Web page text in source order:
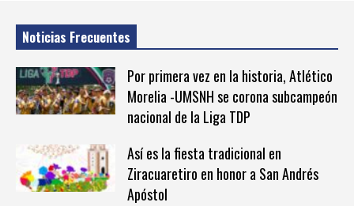
Noticias Frecuentes
Por primera vez en la historia, Atlético
Morelia -UMSNH se corona subcampeón
nacional de la Liga TDP
Así es la fiesta tradicional en
Ziracuaretiro en honor a San Andrés
Apóstol